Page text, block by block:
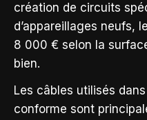
création de circuits
d’appareillages neufs,
8 000 € selon la
bien.
Les câbles utilisés
conforme sont